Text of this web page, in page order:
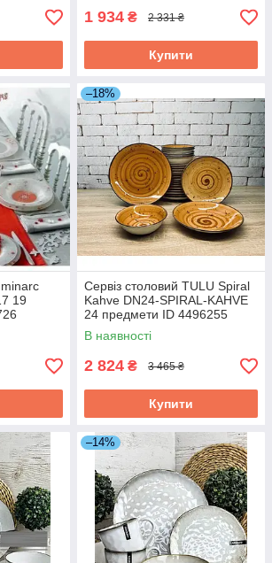
1 934 ₴ 2 331 ₴
Купити
19
–18%
Сервіз столовий TULU Spiral
Kahve DN24-SPIRAL-KAHVE
24 предмети ID 4496255
В наявності
2 824 ₴ 3 465 ₴
Купити
–14%